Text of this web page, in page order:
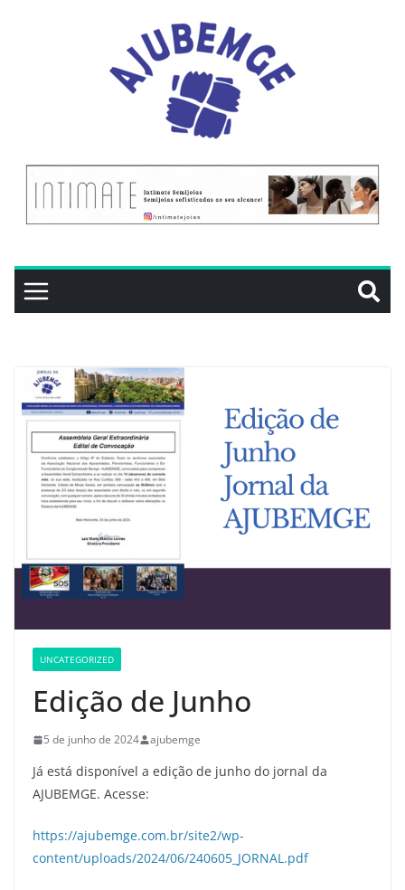
UNCATEGORIZED
Edição de Junho
5 de junho de 2024 ajubemge
Já está disponível a edição de junho do jornal da
AJUBEMGE. Acesse:
https://ajubemge.com.br/site2/wp-
content/uploads/2024/06/240605_JORNAL.pdf